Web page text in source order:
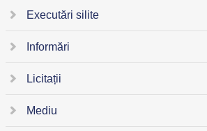
Executări silite
Informări
Licitații
Mediu